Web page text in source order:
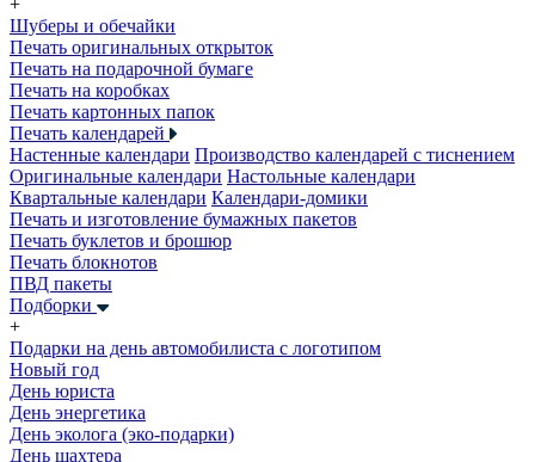
+
Шуберы и обечайки
Печать оригинальных открыток
Печать на подарочной бумаге
Печать на коробках
Печать картонных папок
Печать календарей
Настенные календари Производство календарей с тиснением
Оригинальные календари Настольные календари
Квартальные календари Календари-домики
Печать и изготовление бумажных пакетов
Печать буклетов и брошюр
Печать блокнотов
ПВД пакеты
Подборки
+
Подарки на день автомобилиста с логотипом
Новый год
День юриста
День энергетика
День эколога (эко-подарки)
День шахтера